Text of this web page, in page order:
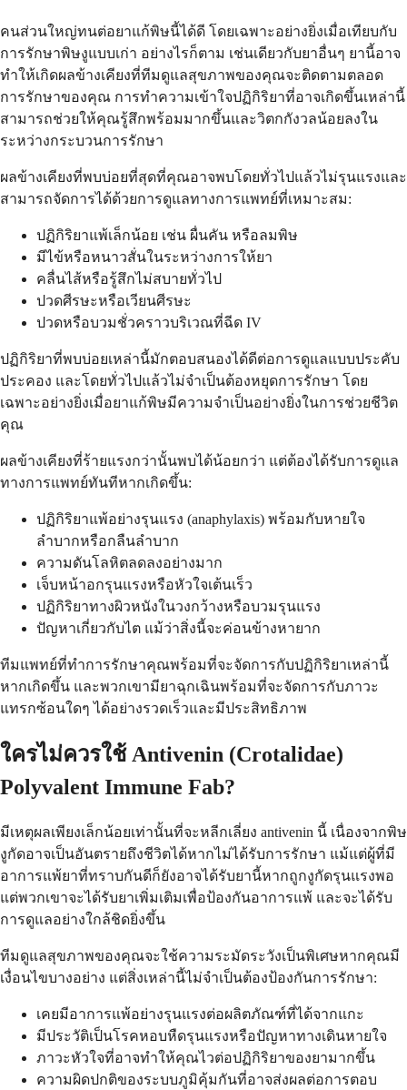
คนส่วนใหญ่ทนต่อยาแก้พิษนี้ได้ดี โดยเฉพาะอย่างยิ่งเมื่อเทียบกับ
การรักษาพิษงูแบบเก่า อย่างไรก็ตาม เช่นเดียวกับยาอื่นๆ ยานี้อาจ
ทำให้เกิดผลข้างเคียงที่ทีมดูแลสุขภาพของคุณจะติดตามตลอด
การรักษาของคุณ การทำความเข้าใจปฏิกิริยาที่อาจเกิดขึ้นเหล่านี้
สามารถช่วยให้คุณรู้สึกพร้อมมากขึ้นและวิตกกังวลน้อยลงใน
ระหว่างกระบวนการรักษา
ผลข้างเคียงที่พบบ่อยที่สุดที่คุณอาจพบโดยทั่วไปแล้วไม่รุนแรงและ
สามารถจัดการได้ด้วยการดูแลทางการแพทย์ที่เหมาะสม:
ปฏิกิริยาแพ้เล็กน้อย เช่น ผื่นคัน หรือลมพิษ
มีไข้หรือหนาวสั่นในระหว่างการให้ยา
คลื่นไส้หรือรู้สึกไม่สบายทั่วไป
ปวดศีรษะหรือเวียนศีรษะ
ปวดหรือบวมชั่วคราวบริเวณที่ฉีด IV
ปฏิกิริยาที่พบบ่อยเหล่านี้มักตอบสนองได้ดีต่อการดูแลแบบประคับ
ประคอง และโดยทั่วไปแล้วไม่จำเป็นต้องหยุดการรักษา โดย
เฉพาะอย่างยิ่งเมื่อยาแก้พิษมีความจำเป็นอย่างยิ่งในการช่วยชีวิต
คุณ
ผลข้างเคียงที่ร้ายแรงกว่านั้นพบได้น้อยกว่า แต่ต้องได้รับการดูแล
ทางการแพทย์ทันทีหากเกิดขึ้น:
ปฏิกิริยาแพ้อย่างรุนแรง (anaphylaxis) พร้อมกับหายใจ
ลำบากหรือกลืนลำบาก
ความดันโลหิตลดลงอย่างมาก
เจ็บหน้าอกรุนแรงหรือหัวใจเต้นเร็ว
ปฏิกิริยาทางผิวหนังในวงกว้างหรือบวมรุนแรง
ปัญหาเกี่ยวกับไต แม้ว่าสิ่งนี้จะค่อนข้างหายาก
ทีมแพทย์ที่ทำการรักษาคุณพร้อมที่จะจัดการกับปฏิกิริยาเหล่านี้
หากเกิดขึ้น และพวกเขามียาฉุกเฉินพร้อมที่จะจัดการกับภาวะ
แทรกซ้อนใดๆ ได้อย่างรวดเร็วและมีประสิทธิภาพ
ใครไม่ควรใช้ Antivenin (Crotalidae)
Polyvalent Immune Fab?
มีเหตุผลเพียงเล็กน้อยเท่านั้นที่จะหลีกเลี่ยง antivenin นี้ เนื่องจากพิษ
งูกัดอาจเป็นอันตรายถึงชีวิตได้หากไม่ได้รับการรักษา แม้แต่ผู้ที่มี
อาการแพ้ยาที่ทราบกันดีก็ยังอาจได้รับยานี้หากถูกงูกัดรุนแรงพอ
แต่พวกเขาจะได้รับยาเพิ่มเติมเพื่อป้องกันอาการแพ้ และจะได้รับ
การดูแลอย่างใกล้ชิดยิ่งขึ้น
ทีมดูแลสุขภาพของคุณจะใช้ความระมัดระวังเป็นพิเศษหากคุณมี
เงื่อนไขบางอย่าง แต่สิ่งเหล่านี้ไม่จำเป็นต้องป้องกันการรักษา:
เคยมีอาการแพ้อย่างรุนแรงต่อผลิตภัณฑ์ที่ได้จากแกะ
มีประวัติเป็นโรคหอบหืดรุนแรงหรือปัญหาทางเดินหายใจ
ภาวะหัวใจที่อาจทำให้คุณไวต่อปฏิกิริยาของยามากขึ้น
ความผิดปกติของระบบภูมิคุ้มกันที่อาจส่งผลต่อการตอบ